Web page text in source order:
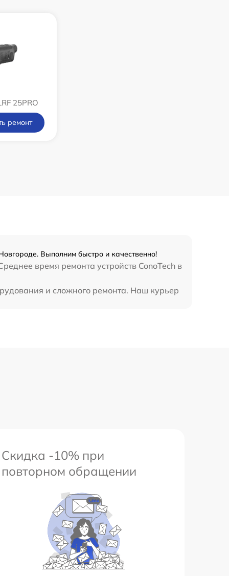
25PRO
ремонт
Выполним быстро и качественно!
время ремонта устройств ConoTech в
и сложного ремонта. Наш курьер
Скидка -10% при
повторном обращении